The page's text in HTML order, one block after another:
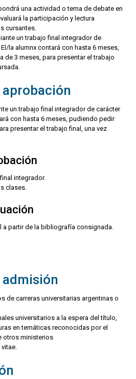
una actividad o tema de debate en
la participación y lectura
cursantes.
un trabajo final integrador de
la alumnx contará con hasta 6 meses,
de 3 meses, para presentar el trabajo
un trabajo final integrador de carácter
con hasta 6 meses, pudiendo pedir
presentar el trabajo final, una vez
integrador.
clases.
a partir de la bibliografía consignada.
de carreras universitarias argentinas o
universitarios a la espera del título,
en temáticas reconocidas por el
otros ministerios
vitae.